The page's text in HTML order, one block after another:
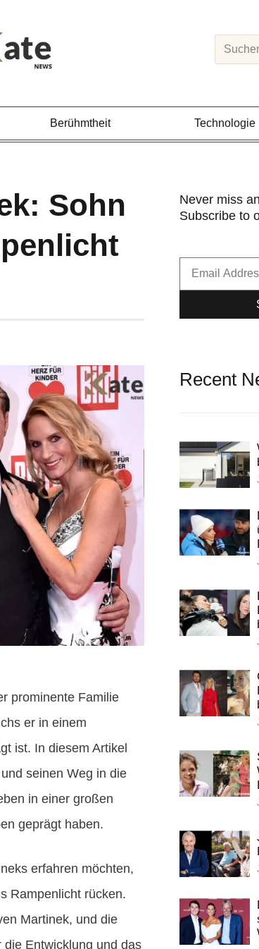
Berühmtheit Technologie
Sohn
prominente Familie
er in einem
ist. In diesem Artikel
seinen Weg in die
in einer großen
geprägt haben.
erfahren möchten,
Rampenlicht rücken.
Martinek, und die
Entwicklung und das
Never miss
Subscribe to
Recent